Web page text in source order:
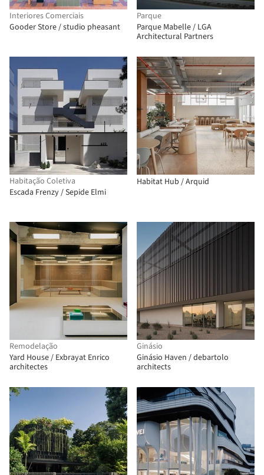
Interiores Comerciais
Gooder Store / studio pheasant
Parque
Parque Mabelle / LGA
Architectural Partners
Habitação Coletiva
Escada Frenzy / Sepide Elmi
Habitat Hub / Arquid
Remodelação
Yard House / Exbrayat Enrico
architectes
Ginásio
Ginásio Haven / debartolo
architects